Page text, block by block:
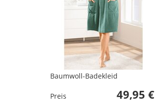
Baumwoll-Badekleid
Preis 49,95 €